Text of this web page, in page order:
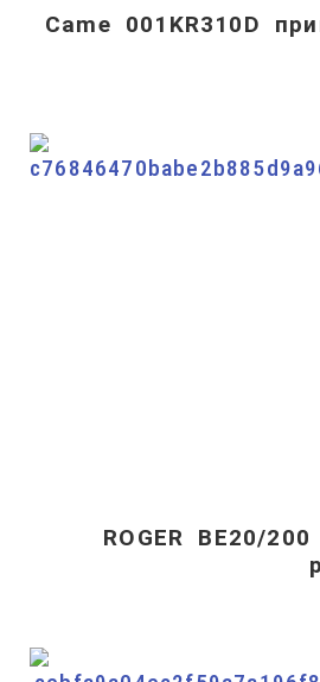
Came 001KR310D
ROGER BE20/